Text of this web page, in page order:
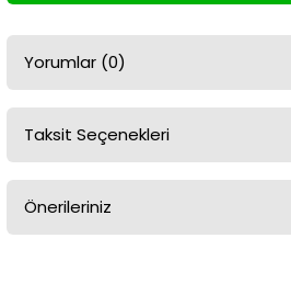
Yorumlar (0)
Taksit Seçenekleri
Önerileriniz